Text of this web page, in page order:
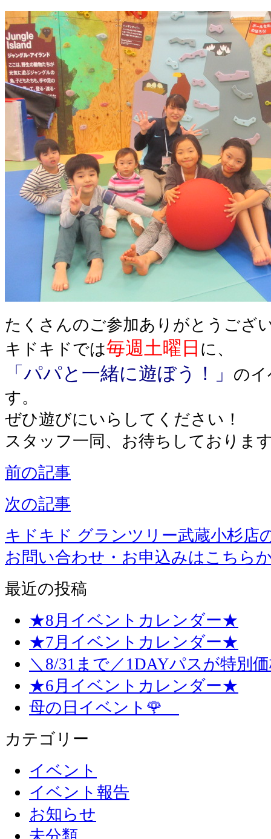
たくさんのご参加ありがとうござ
キドキドでは毎週土曜日 に 、
「パパと一緒に遊ぼう！」 の
す。
ぜひ遊びにいらしてください！
スタッフ一同、お待ちしておりま
前の記事
次の記事
キドキド グランツリー武蔵小杉店
お問い合わせ・お申込みはこちら
最近の投稿
★8月イベントカレンダー★
★7月イベントカレンダー★
＼8/31まで／1DAYパスが特別
★6月イベントカレンダー★
母の日イベント🌹
カテゴリー
イベント
イベント報告
お知らせ